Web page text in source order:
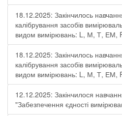
18.12.2025: Закінчилось
калібрування засобів
видом вимірювань: L, М, Т, ЕМ,
18.12.2025: Закінчилось
калібрування засобів
видом вимірювань: L, М, Т, ЕМ,
12.12.2025: Закінчилося
"Забезпечення єдності